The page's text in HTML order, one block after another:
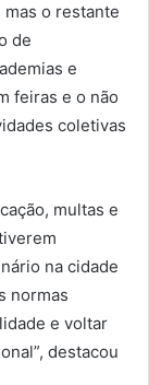
mas o restante
de
e
feiras e o não
coletivas
multas e
na cidade
normas
e voltar
destacou